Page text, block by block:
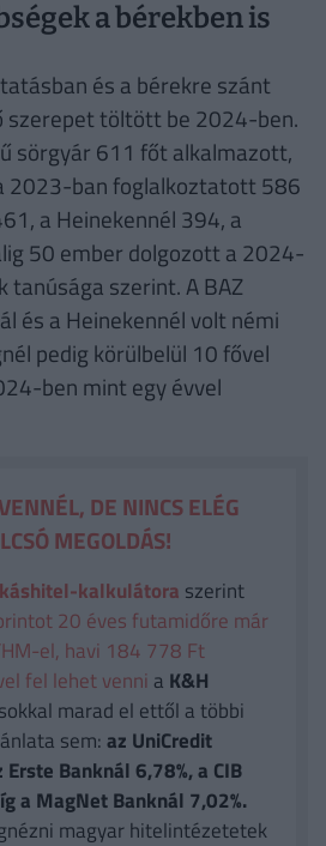
a bérekben is
és a bérekre szánt
szerepet töltött be 2024-ben.
sörgyár 611 főt alkalmazott,
2023-ban foglalkoztatott 586
a Heinekennél 394, a
50 ember dolgozott a 2024-
tanúsága szerint. A BAZ
és a Heinekennél volt némi
pedig körülbelül 10 fővel
ben mint egy évvel
DE NINCS ELÉG
MEGOLDÁS!
kalkulátora szerint
20 éves futamidőre már
el, havi 184 778 Ft
fel lehet venni a K&H
marad el ettől a többi
sem:az UniCredit
Banknál 6,78%, a CIB
a MagNet Banknál 7,02%.
magyar hitelintézetetek